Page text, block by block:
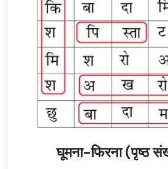
घूमना-फिरना (पृष्ठ